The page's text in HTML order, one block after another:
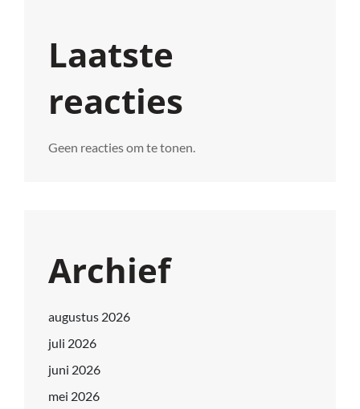
Laatste
reacties
Geen reacties om te tonen.
Archief
augustus 2026
juli 2026
juni 2026
mei 2026